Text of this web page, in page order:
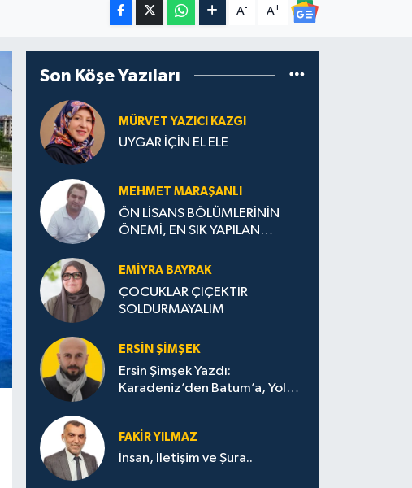
A- A+
Son Köşe Yazıları
MÜRVET YAZICI KAZGI
UYGAR İÇİN EL ELE
MEHMET MARAŞANLI
ÖN LİSANS BÖLÜMLERİNİN
ÖNEMİ, EN SIK YAPILAN
STRATEJİLERİ
EMIYRA BAYRAK
ÇOCUKLAR ÇİÇEKTİR
SOLDURMAYALIM
ERSIN ŞIMŞEK
Ersin Şimşek Yazdı:
Karadeniz’den Batum’a, Yolun
FAKIR YILMAZ
İnsan, İletişim ve Şura..